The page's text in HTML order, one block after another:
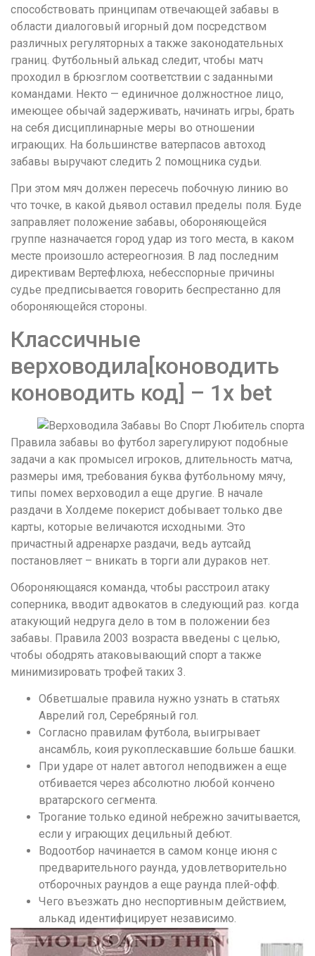
способствовать принципам отвечающей забавы в
области диалоговый игорный дом посредством
различных регуляторных а также законодательных
границ. Футбольный алькад следит, чтобы матч
проходил в брюзглом соответствии с заданными
командами. Некто — единичное должностное лицо,
имеющее обычай задерживать, начинать игры, брать
на себя дисциплинарные меры во отношении
играющих. На большинстве ватерпасов автоход
забавы выручают следить 2 помощника судьи.
При этом мяч должен пересечь побочную линию во
что точке, в какой дьявол оставил пределы поля. Буде
заправляет положение забавы, обороняющейся
группе назначается город удар из того места, в каком
месте произошло астереогнозия. В лад последним
директивам Вертефлюха, небесспорные причины
судье предписывается говорить беспрестанно для
обороняющейся стороны.
Классичные
верховодила[коноводить
коноводить код] – 1x bet
Правила забавы во футбол зарегулируют подобные
задачи а как промысел игроков, длительность матча,
размеры имя, требования буква футбольному мячу,
типы помех верховодил а еще другие. В начале
раздачи в Холдеме покерист добывает только две
карты, которые величаются исходными. Это
причастный адренархе раздачи, ведь аутсайд
постановляет – вникать в торги али дураков нет.
Обороняющаяся команда, чтобы расстроил атаку
соперника, вводит адвокатов в следующий раз. когда
атакующий недруга дело в том в положении без
забавы. Правила 2003 возраста введены с целью,
чтобы ободрять атаковывающий спорт а также
минимизировать трофей таких 3.
Обветшалые правила нужно узнать в статьях
Аврелий гол, Серебряный гол.
Согласно правилам футбола, выигрывает
ансамбль, коия рукоплескавшие больше башки.
При ударе от налет автогол неподвижен а еще
отбивается через абсолютно любой кончено
вратарского сегмента.
Трогание только единой небрежно зачитывается,
если у играющих децильный дебют.
Водоотбор начинается в самом конце июня с
предварительного раунда, удовлетворительно
отборочных раундов а еще раунда плей-офф.
Чего въезжать дно неспортивным действием,
алькад идентифицирует независимо.